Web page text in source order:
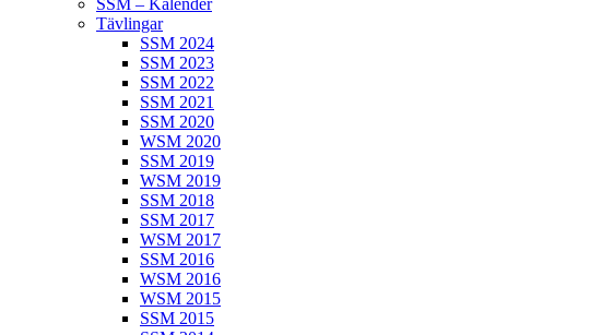
Tävlingar
SSM 2024
SSM 2023
SSM 2022
SSM 2021
SSM 2020
WSM 2020
SSM 2019
WSM 2019
SSM 2018
SSM 2017
WSM 2017
SSM 2016
WSM 2016
WSM 2015
SSM 2015